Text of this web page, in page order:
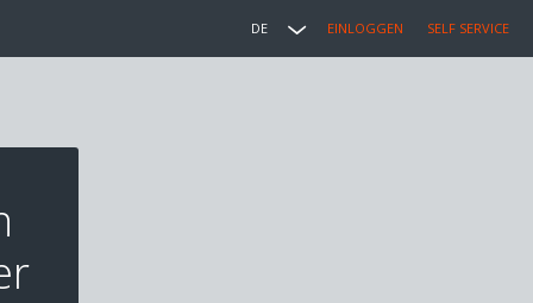
DE EINLOGGEN SELF SERVICE